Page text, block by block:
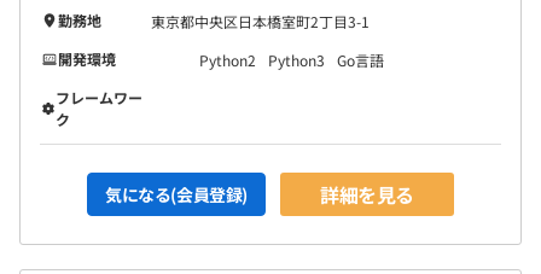
勤務地
東京都中央区日本橋室町2丁目3-1
開発環境
Python2 Python3
Go言語
フレームワー
ク
気になる(会員登録) 詳細を見る